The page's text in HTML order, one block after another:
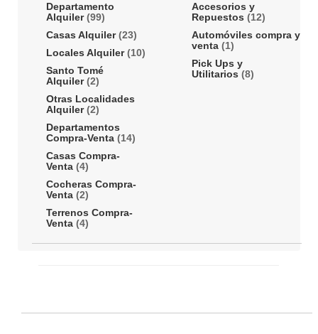
Departamento
Alquiler(99)
Casas Alquiler(23)
Locales Alquiler(10)
Santo Tomé
Alquiler(2)
Otras Localidades
Alquiler(2)
Departamentos
Compra-Venta (14)
Casas Compra-
Venta (4)
Cocheras Compra-
Venta (2)
Terrenos Compra-
Venta (4)
Accesorios y
Repuestos (12)
Automóviles compra y
venta (1)
Pick Ups y
Utilitarios (8)